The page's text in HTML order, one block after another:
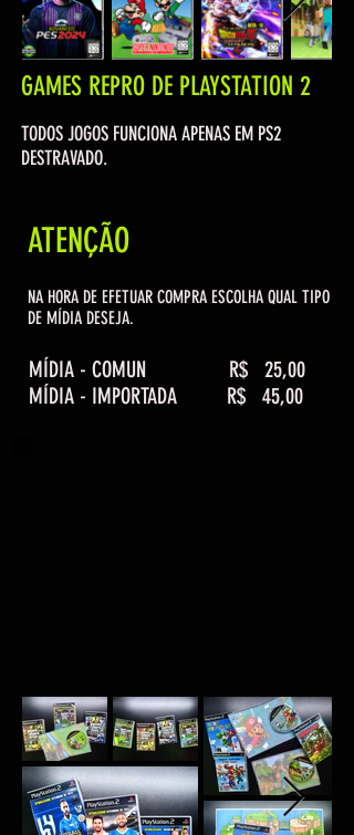
GAMES REPRO DE PLAYSTATION 2
TODOS JOGOS FUNCIONA APENAS EM PS2
DESTRAVADO.
ATENÇÃO
NA HORA DE EFETUAR COMPRA ESCOLHA QUAL TIPO
DE MÍDIA DESEJA.
MÍDIA - COMUN R$ 25,00
MÍDIA - IMPORTADA R$ 45,00